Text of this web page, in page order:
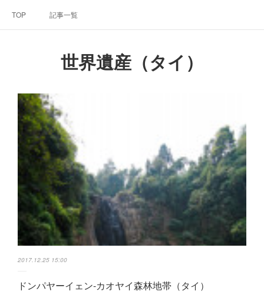
TOP 記事一覧
世界遺産（タイ）
2017.12.25 15:00
ドンパヤーイェン-カオヤイ森林地帯（タイ）